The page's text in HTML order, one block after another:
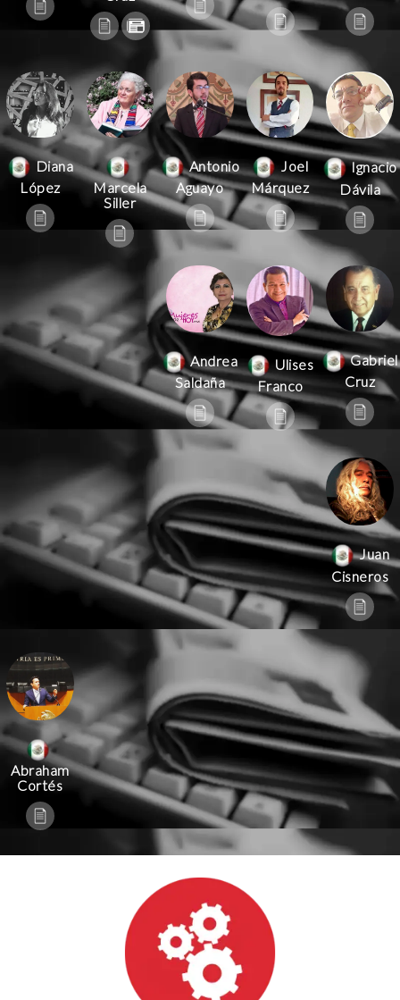
Diana
López
Marcela
Siller
Antonio
Aguayo
Joel
Márquez
Ignacio
Dávila
Andrea
Saldaña
Ulises
Franco
Gabriel
Cruz
Juan
Cisneros
Abraham
Cortés